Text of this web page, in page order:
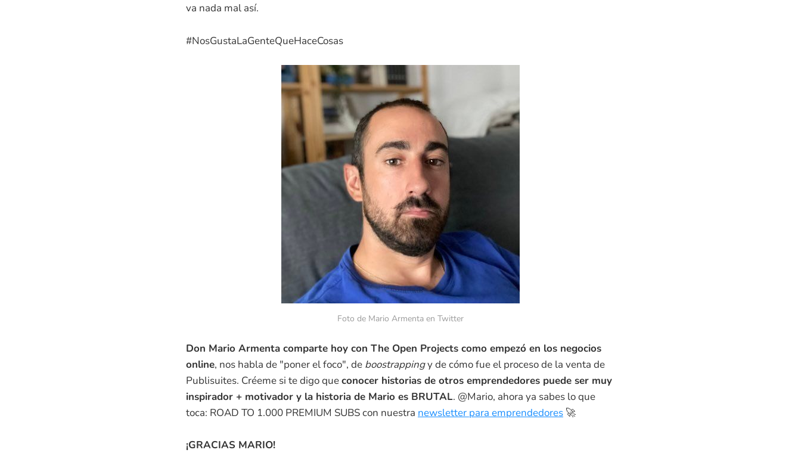
va nada mal así.
#NosGustaLaGenteQueHaceCosas
Foto de Mario Armenta en Twitter
Don Mario Armenta comparte hoy con The Open Projects como empezó en los negocios
online, nos habla de "poner el foco", de boostrappingy de cómo fue el proceso de la venta de
Publisuites. Créeme si te digo queconocer historias de otros emprendedores puede ser muy
inspirador + motivador y la historia de Mario es BRUTAL. @Mario, ahora ya sabes lo que
toca: ROAD TO 1.000 PREMIUM SUBS con nuestra newsletter para emprendedores 🚀
¡GRACIAS MARIO!